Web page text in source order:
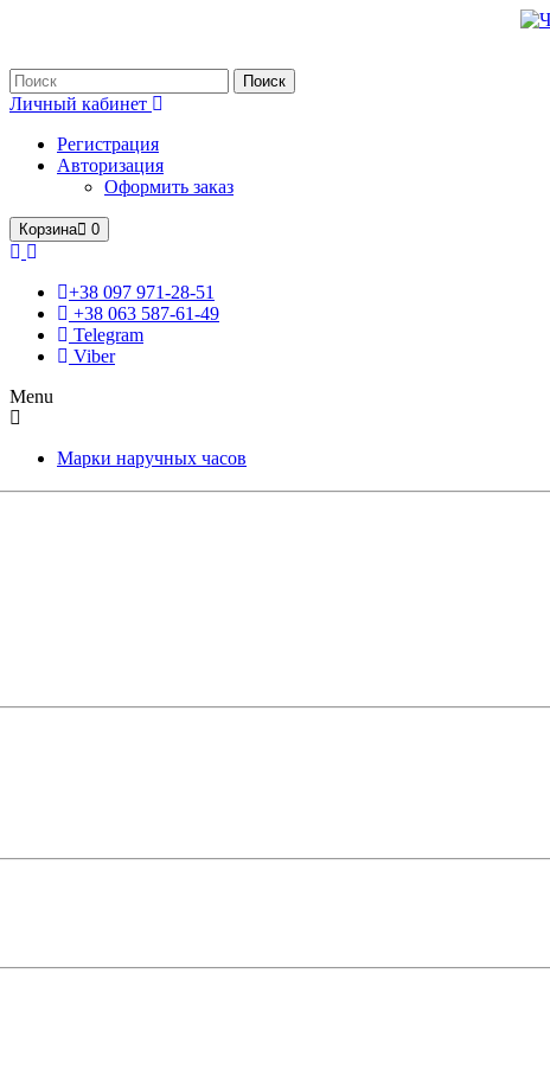
Поиск
Личный кабинет
Регистрация
Авторизация
Оформить заказ
Корзина 0
+38 097 971-28-51
+38 063 587-61-49
Telegram
Viber
Menu
Марки наручных часов